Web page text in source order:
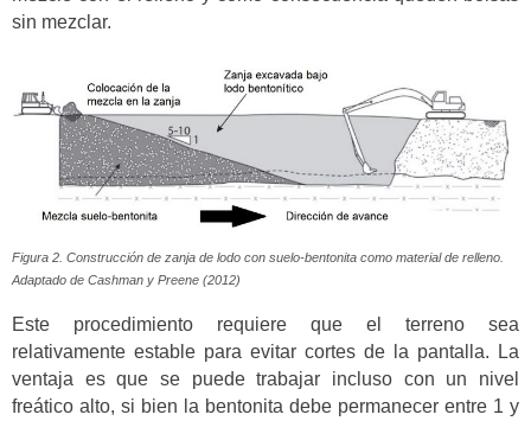
sin mezclar.
Figura 2. Construcción de zanja de lodo con suelo-bentonita como material de relleno.
Adaptado de Cashman y Preene (2012)
Este procedimiento requiere que el terreno sea
relativamente estable para evitar cortes de la pantalla. La
ventaja es que se puede trabajar incluso con un nivel
freático alto, si bien la bentonita debe permanecer entre 1 y